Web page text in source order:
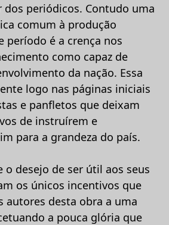
dos periódicos. Contudo uma
comum à produção
período é a crença nos
como capaz de
da nação. Essa
logo nas páginas iniciais
e panfletos que deixam
de instruírem e
para a grandeza do país.
o desejo de ser útil aos seus
os únicos incentivos que
autores desta obra a uma
a pouca glória que